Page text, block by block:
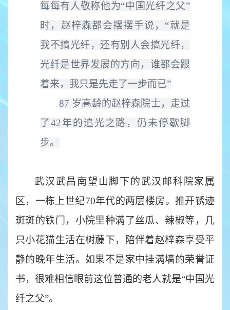
每每有人敬称他为“中国光纤之父”
时，赵梓森都会摆摆手说，“就是
我不搞光纤，还有别人会搞光纤，
光纤是世界发展的方向，谁都会跟
着来，我只是先走了一步而已”
87 岁高龄的赵梓森院士，走过
了42年的追光之路，仍未停歇脚
步。
武汉武昌南望山脚下的武汉邮科院家属
区，一栋上世纪70年代的两层楼房。推开锈迹
斑斑的铁门，小院里种满了丝瓜、辣椒等，几
只小花猫生活在树藤下，陪伴着赵梓森享受平
静的晚年生活。如果不是家中挂满墙的荣誉证
书，很难相信眼前这位普通的老人就是“中国光
纤之父”。